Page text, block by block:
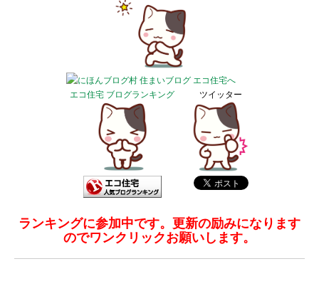
エコ住宅 ブログランキング ツイッター
ランキングに参加中です。更新の励みになります
のでワンクリックお願いします。